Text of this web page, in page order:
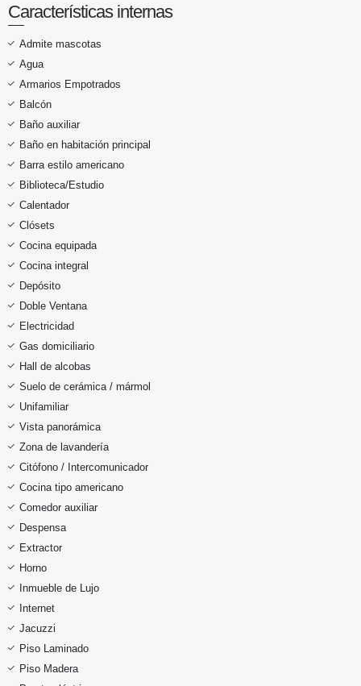
Características internas
Admite mascotas
Agua
Armarios Empotrados
Balcón
Baño auxiliar
Baño en habitación principal
Barra estilo americano
Biblioteca/Estudio
Calentador
Clósets
Cocina equipada
Cocina integral
Depósito
Doble Ventana
Electricidad
Gas domiciliario
Hall de alcobas
Suelo de cerámica / mármol
Unifamiliar
Vista panorámica
Zona de lavandería
Citófono / Intercomunicador
Cocina tipo americano
Comedor auxiliar
Despensa
Extractor
Horno
Inmueble de Lujo
Internet
Jacuzzi
Piso Laminado
Piso Madera